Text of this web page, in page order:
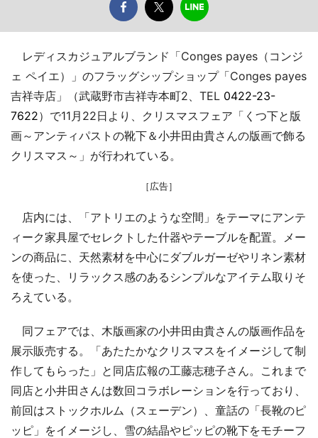
レディスカジュアルブランド「Conges payes（コンジ
ェ ペイエ）」のフラッグシップショップ「Conges payes
吉祥寺店」（武蔵野市吉祥寺本町2、TEL 0422-23-
7622）で11月22日より、クリスマスフェア「くつ下と版
画～アンティパストの靴下＆小井田由貴さんの版画で飾る
クリスマス～」が行われている。
［広告］
店内には、「アトリエのような空間」をテーマにアンテ
ィーク家具屋でセレクトした什器やテーブルを配置。メー
ンの商品に、天然素材を中心にダブルガーゼやリネン素材
を使った、リラックス感のあるシンプルなアイテム取りそ
ろえている。
同フェアでは、木版画家の小井田由貴さんの版画作品を
展示販売する。「あたたかなクリスマスをイメージして制
作してもらった」と同店広報の工藤志穂子さん。これまで
同店と小井田さんは数回コラボレーションを行っており、
前回はストックホルム（スェーデン）、童話の「長靴のピ
ッピ」をイメージし、雪の結晶やピッピの靴下をモチーフ